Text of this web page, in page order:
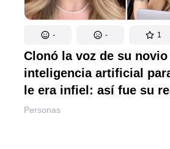
- - 1
Clonó la voz de su novio
inteligencia artificial
le era infiel: así fue su
Personas